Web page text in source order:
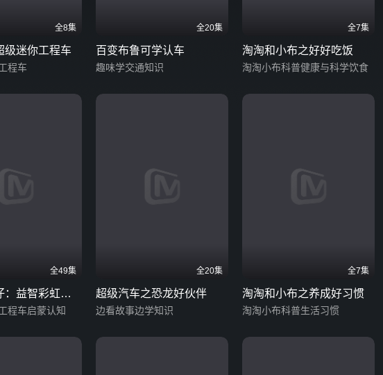
全8集
级迷你工程车
程车
全20集
百变布鲁可学认车
趣味学交通知识
全7集
淘淘和小布之好好吃饭
淘淘小布科普健康与科学饮食
全49集
：益智彩虹工
程车启蒙认知
全20集
超级汽车之恐龙好伙伴
边看故事边学知识
全7集
淘淘和小布之养成好习惯
淘淘小布科普生活习惯